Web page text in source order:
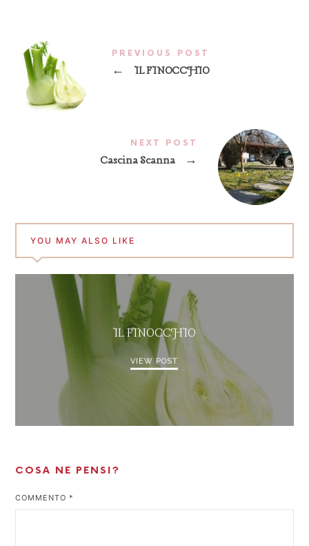
PREVIOUS POST
← IL FINOCCHIO
NEXT POST
Cascina Scanna →
YOU MAY ALSO LIKE
IL FINOCCHIO
VIEW POST
COSA NE PENSI?
COMMENTO*